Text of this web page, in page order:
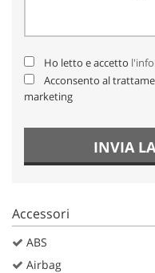
Ho letto e accetto
Acconsento al
marketing
INVIA
Accessori
ABS
Airbag